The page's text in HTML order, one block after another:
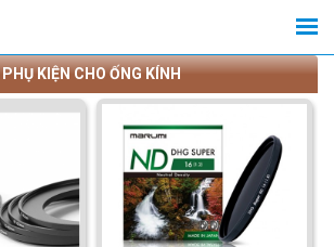
PHỤ KIỆN CHO ỐNG KÍNH